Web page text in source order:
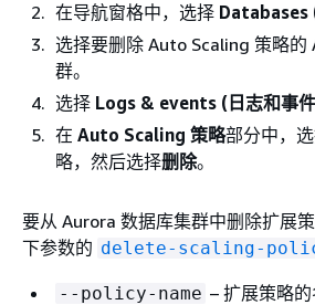
在导航窗格中，选择 Databases
选择要删除 Auto Scaling 策略的
群。
选择 Logs & events (日志和事
在 Auto Scaling 策略部分中，
略，然后选择删除。
要从 Aurora 数据库集群中删除扩展
下参数的 delete-scaling-
--policy-name – 扩展策略的